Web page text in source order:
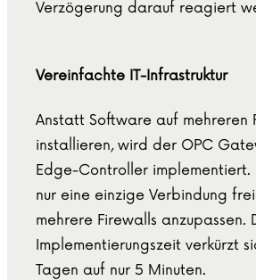
Verzögerung darauf reagiert
Vereinfachte IT-Infrastruktur
Anstatt Software auf mehreren
installieren, wird der OPC
Edge-Controller implementiert.
nur eine einzige Verbindung
mehrere Firewalls anzupassen.
Implementierungszeit verkürzt
Tagen auf nur 5 Minuten.